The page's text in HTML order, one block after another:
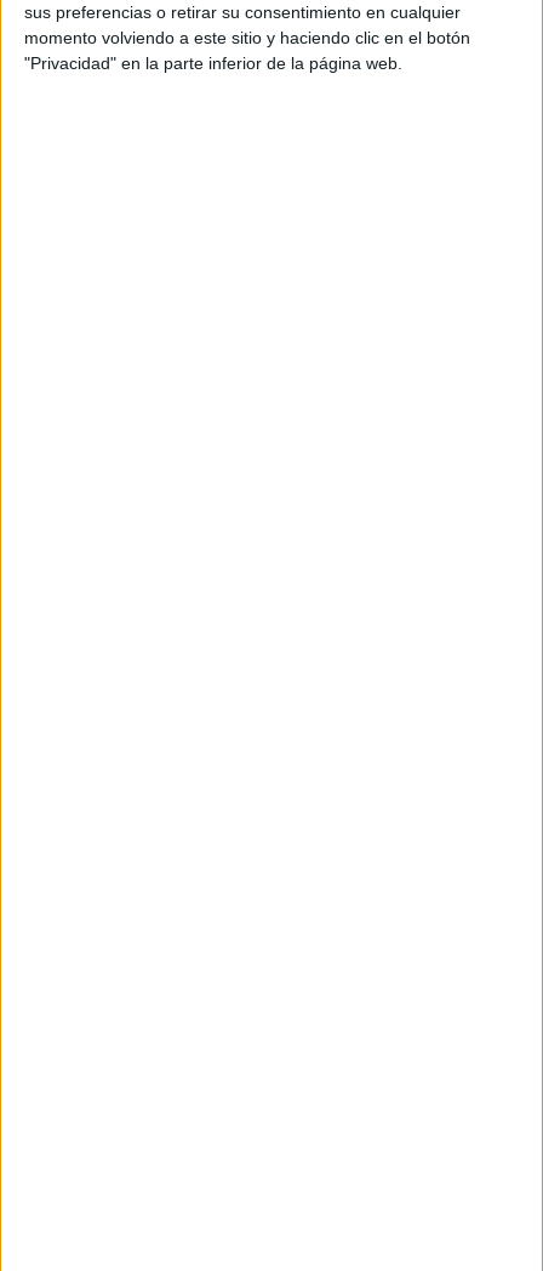
sus preferencias o retirar su consentimiento en cualquier
momento volviendo a este sitio y haciendo clic en el botón
"Privacidad" en la parte inferior de la página web.